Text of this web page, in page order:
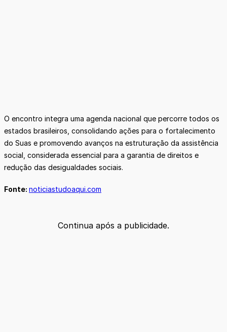
O encontro integra uma agenda nacional que percorre todos os
estados brasileiros, consolidando ações para o fortalecimento
do Suas e promovendo avanços na estruturação da assistência
social, considerada essencial para a garantia de direitos e
redução das desigualdades sociais.
Fonte: noticiastudoaqui.com
Continua após a publicidade.